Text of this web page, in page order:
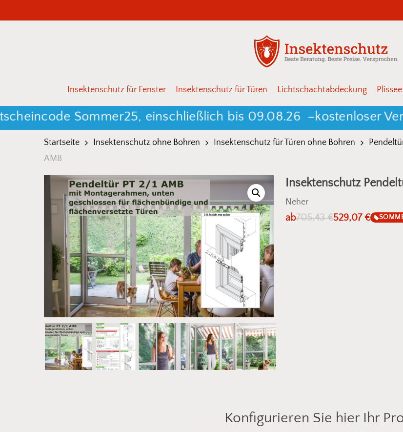
to
Drücken Sie Enter zum Suchen oder ESC zum Schließen
Insektenschutz für Fenster Insektenschutz für Türen Lichtschachtabdeckung Plissee
Sommer25, einschließlich bis 09.08.26 –kostenloser
Startseite Insektenschutz ohne Bohren Insektenschutz für Türen ohne Bohren
AMB
Insektenschutz
Neher
ab705,43€529,07€
Konfigurieren Sie hier Ihr